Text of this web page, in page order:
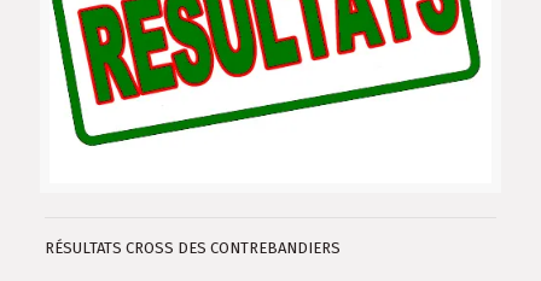
RÉSULTATS CROSS DES CONTREBANDIERS